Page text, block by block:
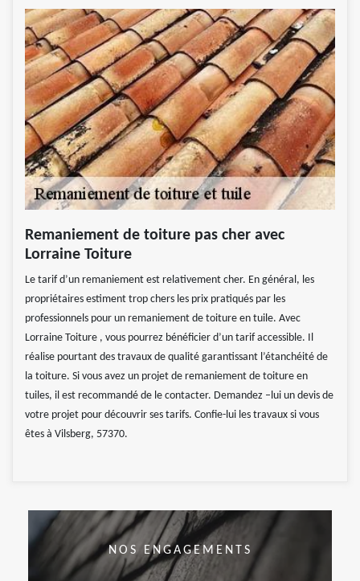
Remaniement de toiture pas cher avec
Lorraine Toiture
Le tarif d’un remaniement est relativement cher. En général, les
propriétaires estiment trop chers les prix pratiqués par les
professionnels pour un remaniement de toiture en tuile. Avec
Lorraine Toiture , vous pourrez bénéficier d’un tarif accessible. Il
réalise pourtant des travaux de qualité garantissant l’étanchéité de
la toiture. Si vous avez un projet de remaniement de toiture en
tuiles, il est recommandé de le contacter. Demandez –lui un devis de
votre projet pour découvrir ses tarifs. Confie-lui les travaux si vous
êtes à Vilsberg, 57370.
NOS ENGAGEMENTS